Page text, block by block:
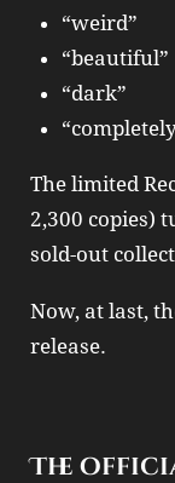
“weird”
“beautiful”
“dark”
The limited
2,300 copies)
sold‑out
Now, at last,
release.
The